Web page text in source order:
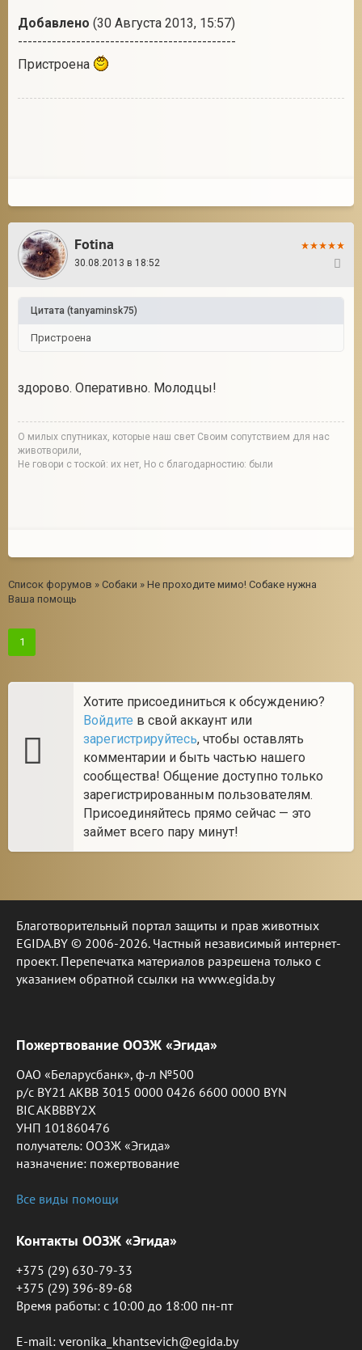
Добавлено (30 Августа 2013, 15:57)
---------------------------------------------
Пристроена
Fotina
30.08.2013 в 18:52
Цитата (tanyaminsk75)
Пристроена
здорово. Оперативно. Молодцы!
О милых спутниках, которые наш свет Своим сопутствием для нас
животворили,
Не говори с тоской: их нет, Но с благодарностию: были
Список форумов » Собаки » Не проходите мимо! Собаке нужна
Ваша помощь
1
Хотите присоединиться к обсуждению?
Войдите в свой аккаунт или
зарегистрируйтесь, чтобы оставлять
комментарии и быть частью нашего
сообщества! Общение доступно только
зарегистрированным пользователям.
Присоединяйтесь прямо сейчас — это
займет всего пару минут!
Благотворительный портал защиты и прав животных
EGIDA.BY © 2006-2026. Частный независимый интернет-
проект. Перепечатка материалов разрешена только с
указанием обратной ссылки на www.egida.by
Пожертвование ООЗЖ «Эгида»
ОАО «Беларусбанк», ф-л №500
р/с BY21 AKBB 3015 0000 0426 6600 0000 BYN
BIC AKBBBY2X
УНП 101860476
получатель: ООЗЖ «Эгида»
назначение: пожертвование
Все виды помощи
Контакты ООЗЖ «Эгида»
+375 (29) 630-79-33
+375 (29) 396-89-68
Время работы: c 10:00 до 18:00 пн-пт
E-mail: veronika_khantsevich@egida.by